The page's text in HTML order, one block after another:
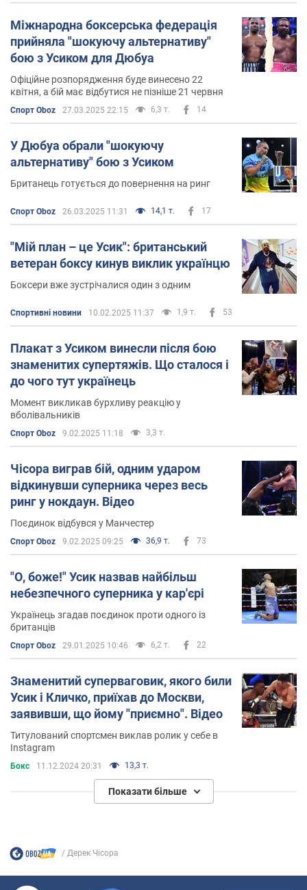
Міжнародна боксерська федерація
прийняла "шокуючу альтернативу"
бою з Усиком для Дюбуа
Офіційне розпорядження буде винесено 22
квітня, а бій має відбутися не пізніше 21 червня
Спорт Oboz 27.03.2025 22:15 6,3 т. 14
У Дюбуа обрали "шокуючу
альтернативу" бою з Усиком
Британець готується до повернення на ринг
Спорт Oboz 26.03.2025 11:31 14,1 т. 17
"Мій план – це Усик": британський
ветеран боксу кинув виклик українцю
Боксери вже зустрічалися один з одним
Спортивні новини 10.02.2025 11:37 1,9 т. 53
Плакат з Усиком винесли після бою
знаменитих супертяжів. Що сталося і
до чого тут українець
Момент викликав бурхливу реакцію у
вболівальників
Спорт Oboz 9.02.2025 11:18 3,3 т.
Чісора виграв бій, одним ударом
відкинувши суперника через весь
ринг у нокдаун. Відео
Поєдинок відбувся у Манчестер
Спорт Oboz 9.02.2025 09:25 36,9 т. 73
"О, боже!" Усик назвав найбільш
небезпечного суперника у кар'єрі
Українець згадав поєдинок проти одного із
британців
Спорт Oboz 29.01.2025 10:46 6,2 т. 22
Знаменитий суперваговик, якого били
Усик і Кличко, приїхав до Москви,
заявивши, що йому "приємно". Відео
Титулований спортсмен виклав ролик у себе в
Instagram
Бокс 11.12.2024 20:31 13,3 т.
Показати більше
Дерек Чісора